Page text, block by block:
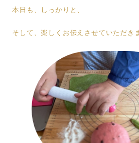
本日も、しっかりと、
そして、楽しくお伝えさせていただき